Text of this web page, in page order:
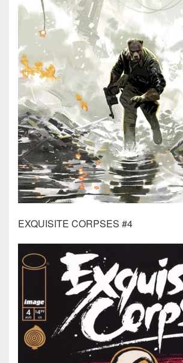
EXQUISITE CORPSES #4